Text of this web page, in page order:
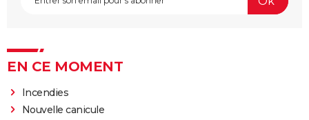
EN CE MOMENT
Incendies
Nouvelle canicule